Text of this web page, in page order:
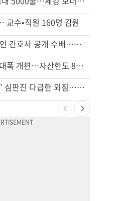
수•직원 160명 감원
'14년째 도피' 한인 간호사 공개 수배…메디케어 사기 유죄
[포커스] 메디캘 대폭 개편…자산한도 84% 축소
“경기 중단시켜!” 심판진 다급한 외침…폭염에 야구팬 쓰러졌다